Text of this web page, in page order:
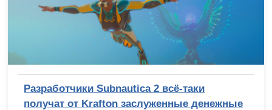
Разработчики Subnautica 2 всё-таки
получат от Krafton заслуженные денежные